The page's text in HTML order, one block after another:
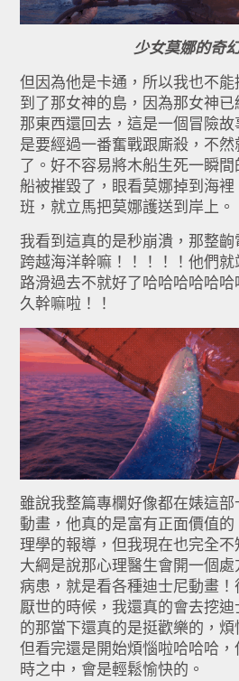
少女莫娜的奇
但因為他是卡通，所以我也不
到了那女神的島，因為那女神
那東西還回去，這是一個冒險
是要經過一番奮戰跟廝殺，不
了。好不容易將木船生死一瞬
船被摧毀了，眼看莫娜掉到海
班，就立馬把莫娜護送到岸上。
我看到這真的是秒崩潰，那整
跨越海洋幹嘛！！！！！他們
路滑過去不就好了哈哈哈哈哈
久幹嘛啦！！
雖說我整篇專欄好像都在婊這
動畫，他真的是富有正面價值
理學的報導，但我現在也完全不
大綱是說那心理醫生會開一個
病患，就是看各種迪士尼動畫
厭世的時候，我還真的會去挖
的那當下還真的是挺歡樂的，煩
但看完還是開始煩惱啦哈哈哈
時之中，會是輕鬆愉快的。